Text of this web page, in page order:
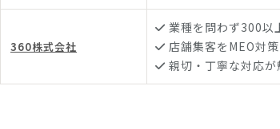
360株式会社
業種を問わず300以
店舗集客をMEO対
親切・丁寧な対応が